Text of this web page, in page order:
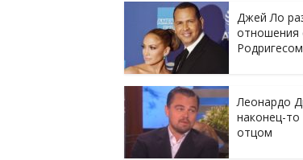
Джей Ло
отношения
Родригесом
Леонардо
наконец-то
отцом